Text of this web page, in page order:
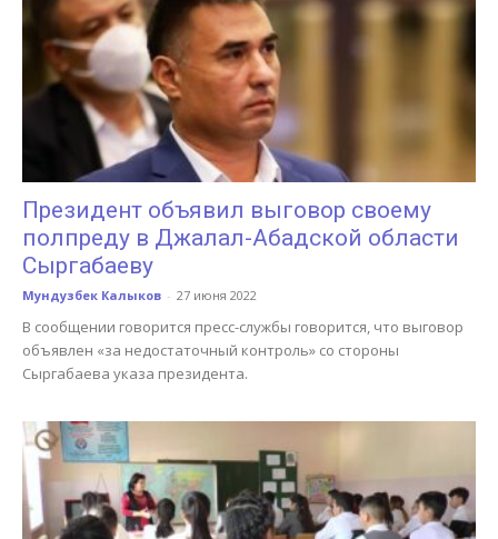
Президент объявил выговор своему
полпреду в Джалал-Абадской области
Сыргабаеву
Мундузбек Калыков - 27 июня 2022
В сообщении говорится пресс-службы говорится, что выговор
объявлен «за недостаточный контроль» со стороны
Сыргабаева указа президента.